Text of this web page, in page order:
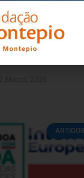
ABEL